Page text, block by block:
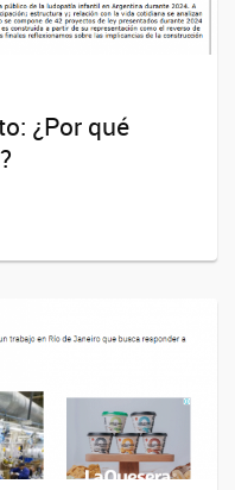
¿Por qué